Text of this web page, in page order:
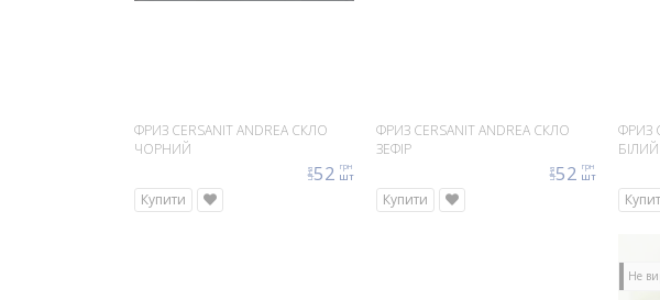
ФРИЗ CERSANIT ANDREA СКЛО
ЧОРНИЙ
ціна52 грн
шт
Купити
ФРИЗ CERSANIT ANDREA СКЛО
ЗЕФІР
ціна52 грн
шт
Купити
ФРИЗ
БІЛИЙ
Не